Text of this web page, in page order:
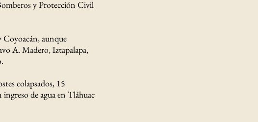
y Protección Civil
Coyoacán, aunque
A. Madero, Iztapalapa,
colapsados, 15
de agua en Tláhuac